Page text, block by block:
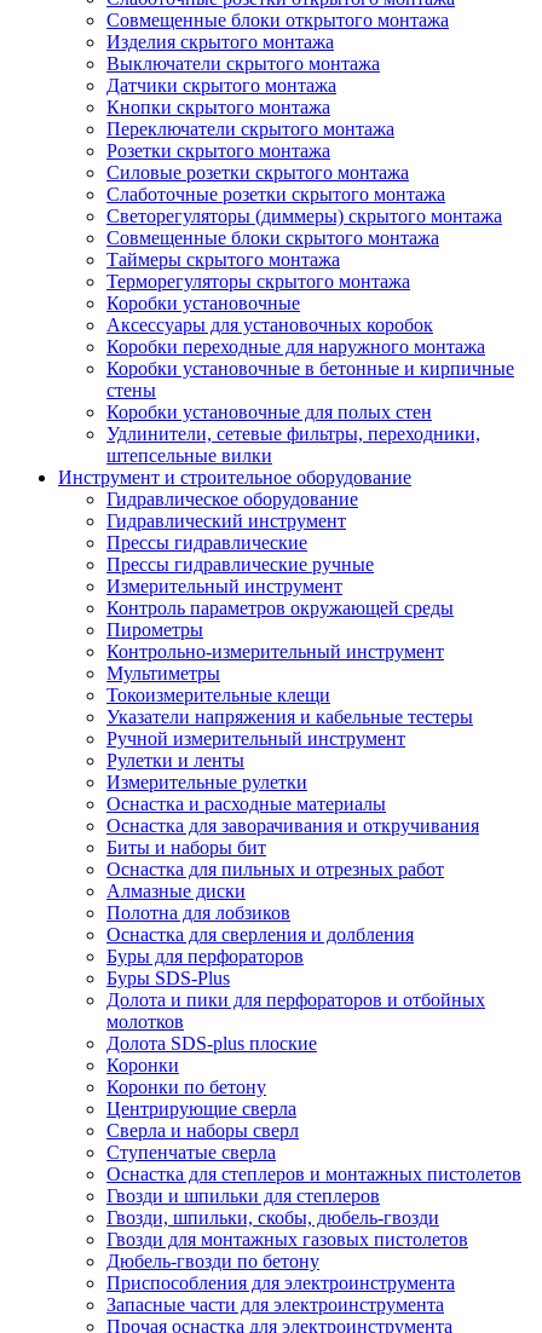
Совмещенные блоки открытого монтажа
Изделия скрытого монтажа
Выключатели скрытого монтажа
Датчики скрытого монтажа
Кнопки скрытого монтажа
Переключатели скрытого монтажа
Розетки скрытого монтажа
Силовые розетки скрытого монтажа
Слаботочные розетки скрытого монтажа
Светорегуляторы (диммеры) скрытого монтажа
Совмещенные блоки скрытого монтажа
Таймеры скрытого монтажа
Терморегуляторы скрытого монтажа
Коробки установочные
Аксессуары для установочных коробок
Коробки переходные для наружного монтажа
Коробки установочные в бетонные и кирпичные
стены
Коробки установочные для полых стен
Удлинители, сетевые фильтры, переходники,
штепсельные вилки
Инструмент и строительное оборудование
Гидравлическое оборудование
Гидравлический инструмент
Прессы гидравлические
Прессы гидравлические ручные
Измерительный инструмент
Контроль параметров окружающей среды
Пирометры
Контрольно-измерительный инструмент
Мультиметры
Токоизмерительные клещи
Указатели напряжения и кабельные тестеры
Ручной измерительный инструмент
Рулетки и ленты
Измерительные рулетки
Оснастка и расходные материалы
Оснастка для заворачивания и откручивания
Биты и наборы бит
Оснастка для пильных и отрезных работ
Алмазные диски
Полотна для лобзиков
Оснастка для сверления и долбления
Буры для перфораторов
Буры SDS-Plus
Долота и пики для перфораторов и отбойных
молотков
Долота SDS-plus плоские
Коронки
Коронки по бетону
Центрирующие сверла
Сверла и наборы сверл
Ступенчатые сверла
Оснастка для степлеров и монтажных пистолетов
Гвозди и шпильки для степлеров
Гвозди, шпильки, скобы, дюбель-гвозди
Гвозди для монтажных газовых пистолетов
Дюбель-гвозди по бетону
Приспособления для электроинструмента
Запасные части для электроинструмента
Прочая оснастка для электроинструмента